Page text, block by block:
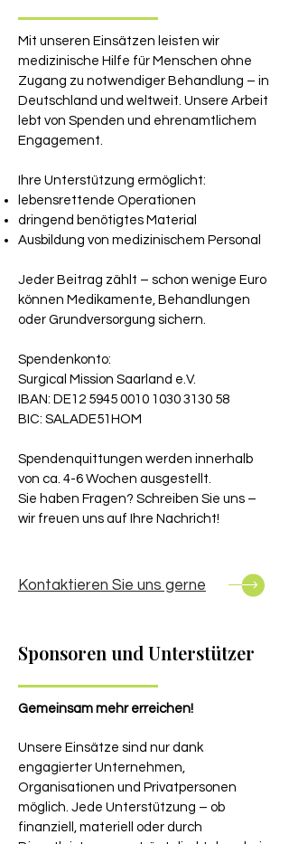
Mit unseren Einsätzen leisten wir
medizinische Hilfe für Menschen ohne
Zugang zu notwendiger Behandlung – in
Deutschland und weltweit. Unsere Arbeit
lebt von Spenden und ehrenamtlichem
Engagement.
Ihre Unterstützung ermöglicht:
lebensrettende Operationen
dringend benötigtes Material
Ausbildung von medizinischem Personal
Jeder Beitrag zählt – schon wenige Euro
können Medikamente, Behandlungen
oder Grundversorgung sichern.
Spendenkonto:
Surgical Mission Saarland e.V.
IBAN: DE12 5945 0010 1030 3130 58
BIC: SALADE51HOM
Spendenquittungen werden innerhalb
von ca. 4-6 Wochen ausgestellt.
Sie haben Fragen? Schreiben Sie uns –
wir freuen uns auf Ihre Nachricht!
Kontaktieren Sie uns gerne
Sponsoren und Unterstützer
Gemeinsam mehr erreichen!
Unsere Einsätze sind nur dank
engagierter Unternehmen,
Organisationen und Privatpersonen
möglich. Jede Unterstützung – ob
finanziell, materiell oder durch